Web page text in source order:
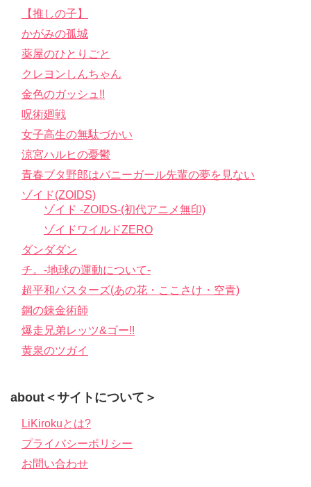
【推しの子】
かがみの孤城
薬屋のひとりごと
クレヨンしんちゃん
金色のガッシュ!!
呪術廻戦
女子高生の無駄づかい
涼宮ハルヒの憂鬱
青春ブタ野郎はバニーガール先輩の夢を見ない
ゾイド(ZOIDS)
ゾイド -ZOIDS-(初代アニメ無印)
ゾイドワイルドZERO
ダンダダン
チ。-地球の運動について-
超平和バスターズ(あの花・ここさけ・空青)
鋼の錬金術師
爆走兄弟レッツ&ゴー!!
黄泉のツガイ
about＜サイトについて＞
LiKirokuとは?
プライバシーポリシー
お問い合わせ